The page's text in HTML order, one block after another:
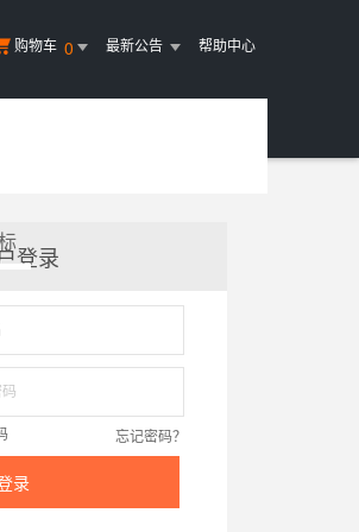
购物车 0 最新公告 帮助中心
登录
忘记密码？
录